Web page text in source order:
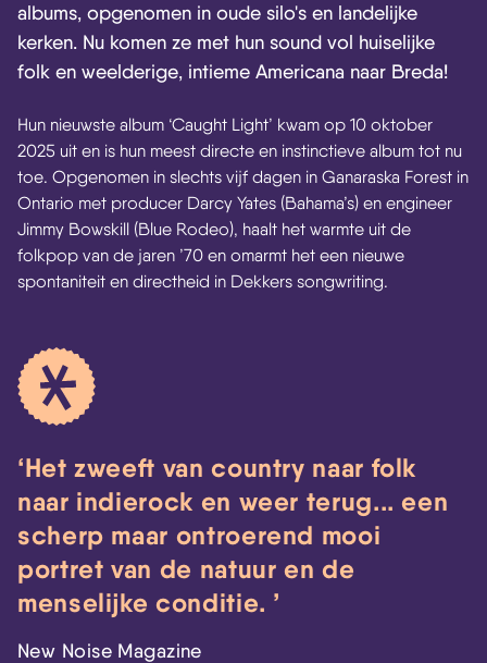
albums, opgenomen in oude silo's en landelijke
kerken. Nu komen ze met hun sound vol huiselijke
folk en weelderige, intieme Americana naar Breda!
Hun nieuwste album ‘Caught Light’ kwam op 10 oktober
2025 uit en is hun meest directe en instinctieve album tot nu
toe. Opgenomen in slechts vijf dagen in Ganaraska Forest in
Ontario met producer Darcy Yates (Bahama’s) en engineer
Jimmy Bowskill (Blue Rodeo), haalt het warmte uit de
folkpop van de jaren ’70 en omarmt het een nieuwe
spontaniteit en directheid in Dekkers songwriting.
Het zweeft van country naar folk
naar indierock en weer terug... een
scherp maar ontroerend mooi
portret van de natuur en de
menselijke conditie.
New Noise Magazine